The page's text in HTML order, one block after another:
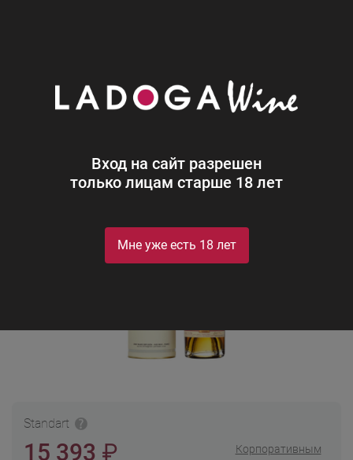
Вход на сайт разрешен
только лицам старше 18 лет
Мне уже есть 18 лет
Жанно 25 лет в тубе
Жанно 25 лет в тубе
Standart
15 393 ₽
Корпоративным